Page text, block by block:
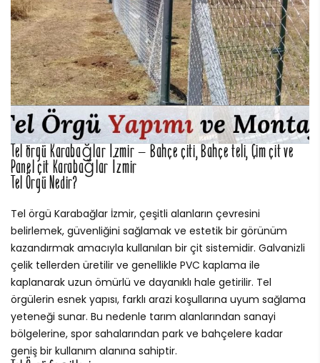
Tel örgü Karabağlar İzmir – Bahçe çiti, Bahçe teli, Çim çit ve
Panel çit Karabağlar İzmir
Tel Örgü Nedir?
Tel örgü Karabağlar İzmir, çeşitli alanların çevresini
belirlemek, güvenliğini sağlamak ve estetik bir görünüm
kazandırmak amacıyla kullanılan bir çit sistemidir. Galvanizli
çelik tellerden üretilir ve genellikle PVC kaplama ile
kaplanarak uzun ömürlü ve dayanıklı hale getirilir. Tel
örgülerin esnek yapısı, farklı arazi koşullarına uyum sağlama
yeteneği sunar. Bu nedenle tarım alanlarından sanayi
bölgelerine, spor sahalarından park ve bahçelere kadar
geniş bir kullanım alanına sahiptir.